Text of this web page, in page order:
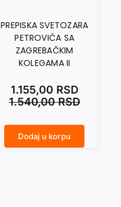
PREPISKA SVETOZARA
PETROVIĆA SA
ZAGREBAČKIM
KOLEGAMA II
1.540,00RSD
1.155,00 RSD
Dodaj u korpu